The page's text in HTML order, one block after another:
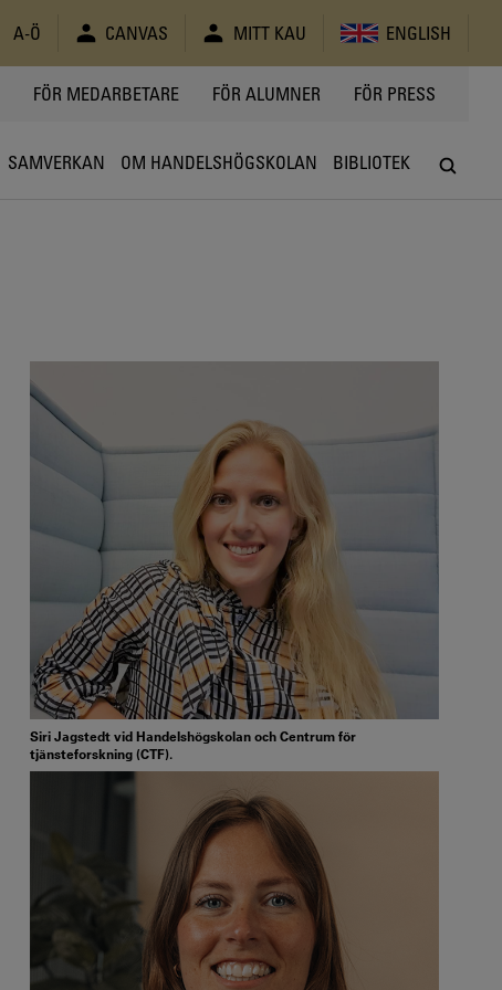
A-Ö CANVAS MITT KAU ENGLISH
FÖR MEDARBETARE FÖR ALUMNER FÖR PRESS
SAMVERKAN OM HANDELSHÖGSKOLAN BIBLIOTEK
Siri Jagstedt vid Handelshögskolan och Centrum för
tjänsteforskning (CTF).